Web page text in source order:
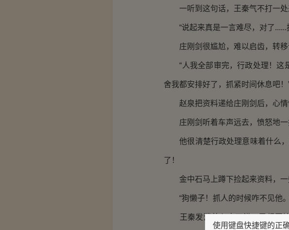
一听到这句话，王秦气不打一处
“说起来真是一言难尽，对了......
庄刚剑很尴尬，难以启齿，转移
“人我全部审完，行政处理！这
舍我都安排好了，抓紧时间休息吧！
赵泉把资料递给庄刚剑后，心情
庄刚剑听着车声远去，愤怒地一
他很清楚行政处理意味着什么，
了！
金中石马上蹲下捡起来资料，一
“狗懒子！抓人的时候咋不见他
王秦发泄着心中不满，已经开始
使用键盘快捷键的正